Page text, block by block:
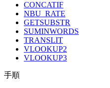
CONCATIF
NBU_RATE
GETSUBSTR
SUMINWORDS
TRANSLIT
VLOOKUP2
VLOOKUP3
手順